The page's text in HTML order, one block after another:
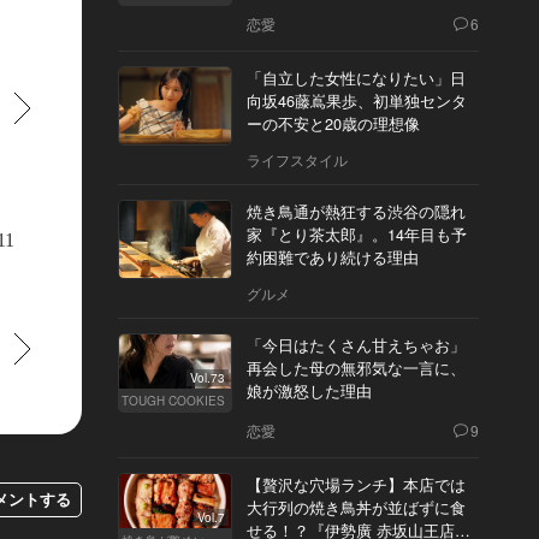
ントする
恋愛 6
「自立した女性になりたい」日
向坂46藤嶌果歩、初単独センタ
ーの不安と20歳の理想像
ライフスタイル
焼き鳥通が熱狂する渋谷の隠れ
家『とり茶太郎』。14年目も予
約困難であり続ける理由
グルメ
Vol.73
TOUGH COOKIES
「今日はたくさん甘えちゃお」
再会した母の無邪気な一言に、
娘が激怒した理由
恋愛 9
Vol.7
【贅沢な穴場ランチ】本店では
大行列の焼き鳥丼が並ばずに食
せる！？『伊勢廣 赤坂山王店』